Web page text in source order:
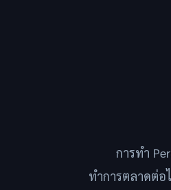
การทำ
ทำการตลาดต่อ